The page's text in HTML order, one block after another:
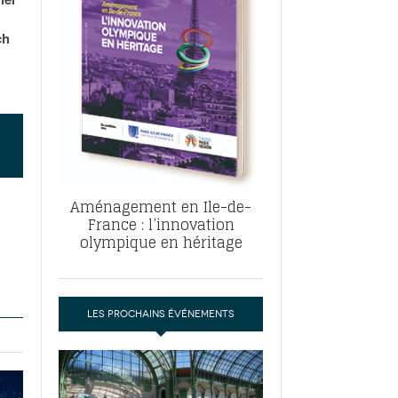
pour
2026
ABF, ZAC : F. Vauglin détaille sa
l’urbanisme parisien- 17
de la tech et de la finance
marché de la location de luxe-
Aménagement en Ile-de-
France : l’innovation
olympique en héritage
LES PROCHAINS ÉVÉNEMENTS